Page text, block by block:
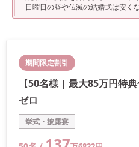
日曜日の昼や仏滅の結婚式は安く
期間限定割引
【50名様 | 最大85万円特
ゼロ
挙式・披露宴